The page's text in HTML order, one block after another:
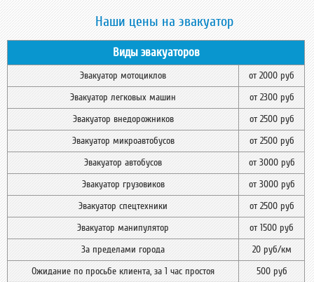
Наши цены на эвакуатор
Виды эвакуаторов
Эвакуатор мотоциклов
от 2000 руб
Эвакуатор легковых машин
от 2300 руб
Эвакуатор внедорожников
от 2500 руб
Эвакуатор микроавтобусов
от 2500 руб
Эвакуатор автобусов
от 3000 руб
Эвакуатор грузовиков
от 3000 руб
Эвакуатор спецтехники
от 2500 руб
Эвакуатор манипулятор
от 1500 руб
За пределами города
20 руб/км
Ожидание по просьбе клиента, за 1 час простоя
500 руб